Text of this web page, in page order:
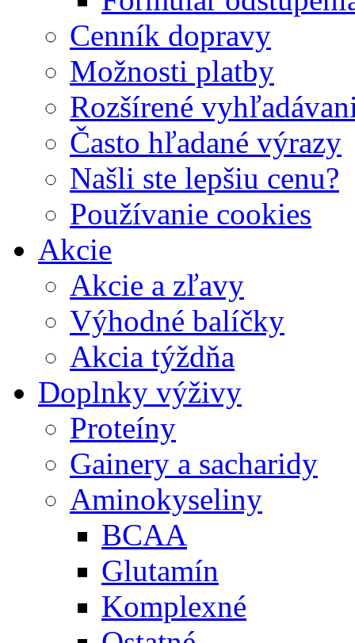
Cenník dopravy
Možnosti platby
Rozšírené
Často hľadané výrazy
Našli ste lepšiu cenu?
Používanie cookies
Akcie
Akcie a zľavy
Výhodné balíčky
Akcia týždňa
Doplnky výživy
Proteíny
Gainery a sacharidy
Aminokyseliny
BCAA
Glutamín
Komplexné